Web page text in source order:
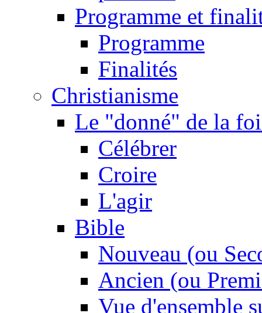
Programme et
Programme
Finalités
Christianisme
Le "donné" de la
Célébrer
Croire
L'agir
Bible
Nouveau (ou
Ancien (ou
Vue d'ensemble